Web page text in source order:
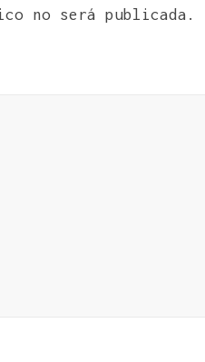
no será publicada.